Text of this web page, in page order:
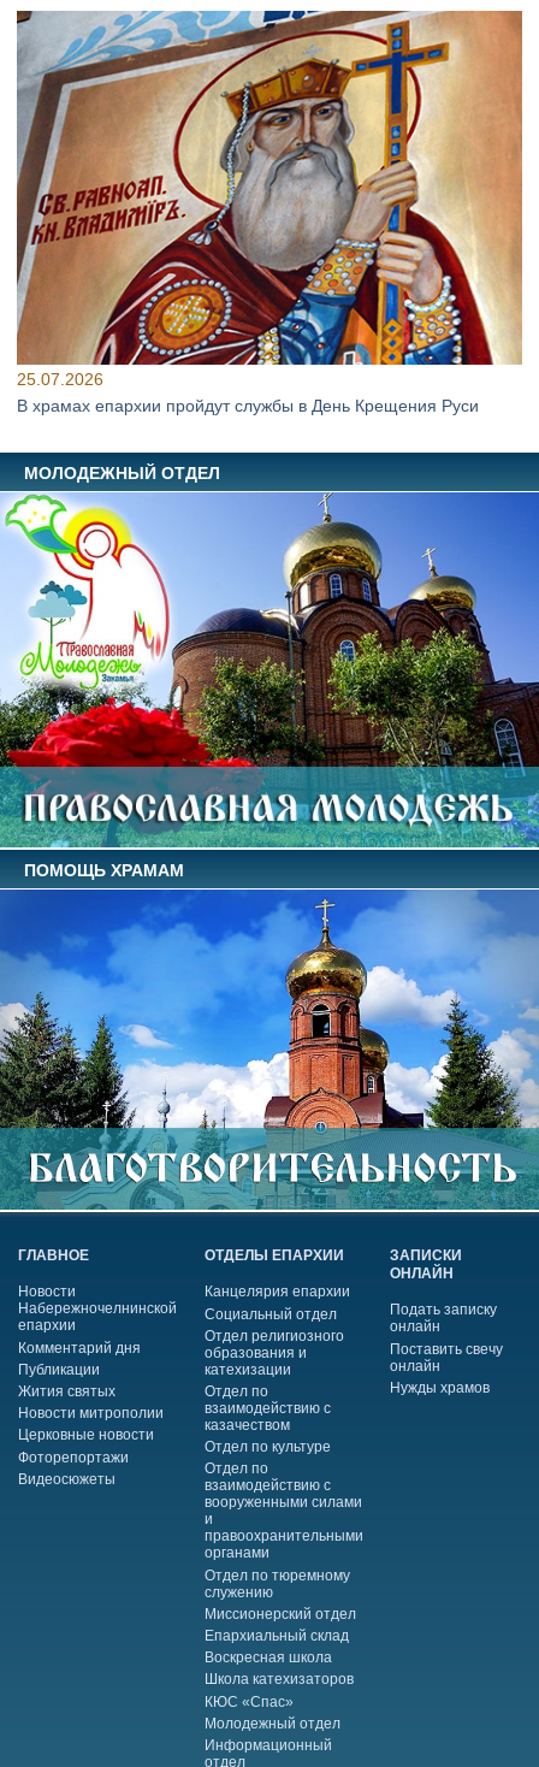
25.07.2026
В храмах епархии пройдут службы в День Крещения Руси
МОЛОДЕЖНЫЙ ОТДЕЛ
ПОМОЩЬ ХРАМАМ
ГЛАВНОЕ
Новости
Набережночелнинской
епархии
Комментарий дня
Публикации
Жития святых
Новости митрополии
Церковные новости
Фоторепортажи
Видеосюжеты
ОТДЕЛЫ ЕПАРХИИ
Канцелярия епархии
Социальный отдел
Отдел религиозного
образования и
катехизации
Отдел по
взаимодействию с
казачеством
Отдел по культуре
Отдел по
взаимодействию с
вооруженными силами
и
правоохранительными
органами
Отдел по тюремному
служению
Миссионерский отдел
Епархиальный склад
Воскресная школа
Школа катехизаторов
КЮС «Спас»
Молодежный отдел
Информационный
отдел
ЗАПИСКИ
ОНЛАЙН
Подать записку
онлайн
Поставить свечу
онлайн
Нужды храмов